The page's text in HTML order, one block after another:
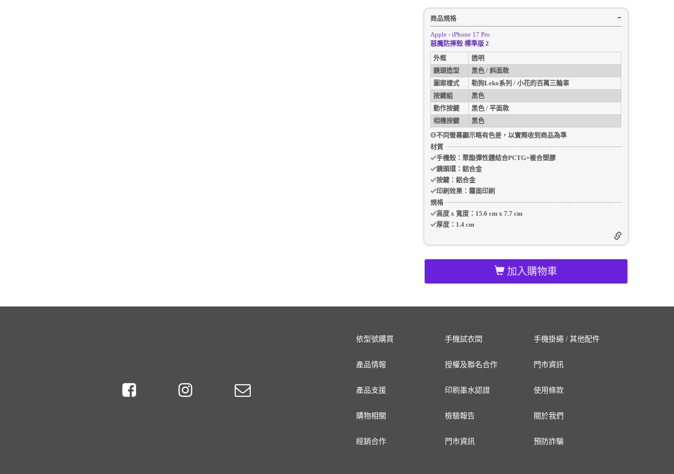
商品規格
Apple - iPhone 17 Pro
惡魔防摔殼 標準版 2
外框
透明
鏡頭造型
黑色 / 斜面款
圖案樣式
勒狗Leko系列 / 小花的百萬三輪車
按鍵組
黑色
動作按鍵
黑色 / 平面款
相機按鍵
黑色
不同螢幕顯示略有色差，以實際收到商品為準
材質
手機殼：聚酯彈性體結合PCTG+複合塑膠
鏡頭環： 鋁合金
按鍵： 鋁合金
印刷效果： 霧面印刷
規格
高度 x 寬度： 15.6 cm x 7.7 cm
厚度： 1.4 cm
加入購物車
依型號購買 手機試衣間 手機掛繩 / 其他配件
產品情報 授權及聯名合作 門市資訊
產品支援 印刷墨水認證 使用條款
購物相關 檢驗報告 關於我們
經銷合作 門市資訊 預防詐騙